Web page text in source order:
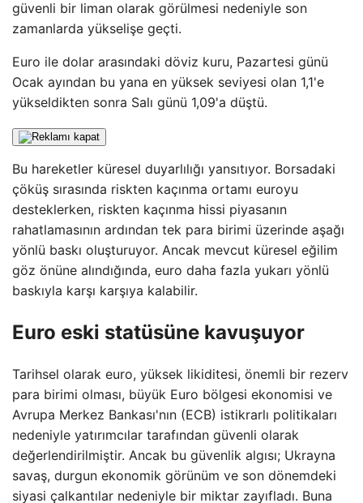
güvenli bir liman olarak görülmesi nedeniyle son
zamanlarda yükselişe geçti.
Euro ile dolar arasındaki döviz kuru, Pazartesi günü
Ocak ayından bu yana en yüksek seviyesi olan 1,1'e
yükseldikten sonra Salı günü 1,09'a düştü.
Bu hareketler küresel duyarlılığı yansıtıyor. Borsadaki
çöküş sırasında riskten kaçınma ortamı euroyu
desteklerken, riskten kaçınma hissi piyasanın
rahatlamasının ardından tek para birimi üzerinde aşağı
yönlü baskı oluşturuyor. Ancak mevcut küresel eğilim
göz önüne alındığında, euro daha fazla yukarı yönlü
baskıyla karşı karşıya kalabilir.
Euro eski statüsüne kavuşuyor
Tarihsel olarak euro, yüksek likiditesi, önemli bir rezerv
para birimi olması, büyük Euro bölgesi ekonomisi ve
Avrupa Merkez Bankası'nın (ECB) istikrarlı politikaları
nedeniyle yatırımcılar tarafından güvenli olarak
değerlendirilmiştir. Ancak bu güvenlik algısı; Ukrayna
savaş, durgun ekonomik görünüm ve son dönemdeki
siyasi çalkantılar nedeniyle bir miktar zayıfladı. Buna